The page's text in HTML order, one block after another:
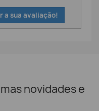
a sua avaliação!
novidades e